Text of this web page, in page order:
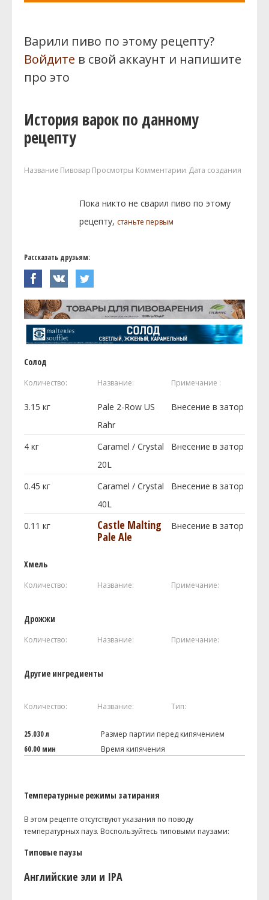
Варили пиво по этому рецепту?
Войдите в свой аккаунт и напишите
про это
История варок по данному
рецепту
Название Пивовар Просмотры Комментарии Дата создания
Пока никто не сварил пиво по этому
рецепту, станьте первым
Рассказать друзьям:
Солод
Количество: Название: Примечание :
3.15 кг
Pale 2-Row US
Rahr
Внесение в затор
4 кг
Caramel / Crystal
20L
Внесение в затор
0.45 кг
Caramel / Crystal
40L
Внесение в затор
0.11 кг
Castle Malting
Pale Ale
Внесение в затор
Хмель
Количество: Название: Примечание:
Дрожжи
Количество: Название: Примечание:
Другие ингредиенты
Количество: Название: Тип:
25.030 л
Размер партии перед кипячением
60.00 мин
Время кипячения
Температурные режимы затирания
В этом рецепте отсутствуют указания по поводу
температурных пауз. Воспользуйтесь типовыми паузами:
Типовые паузы
Английские эли и IPA